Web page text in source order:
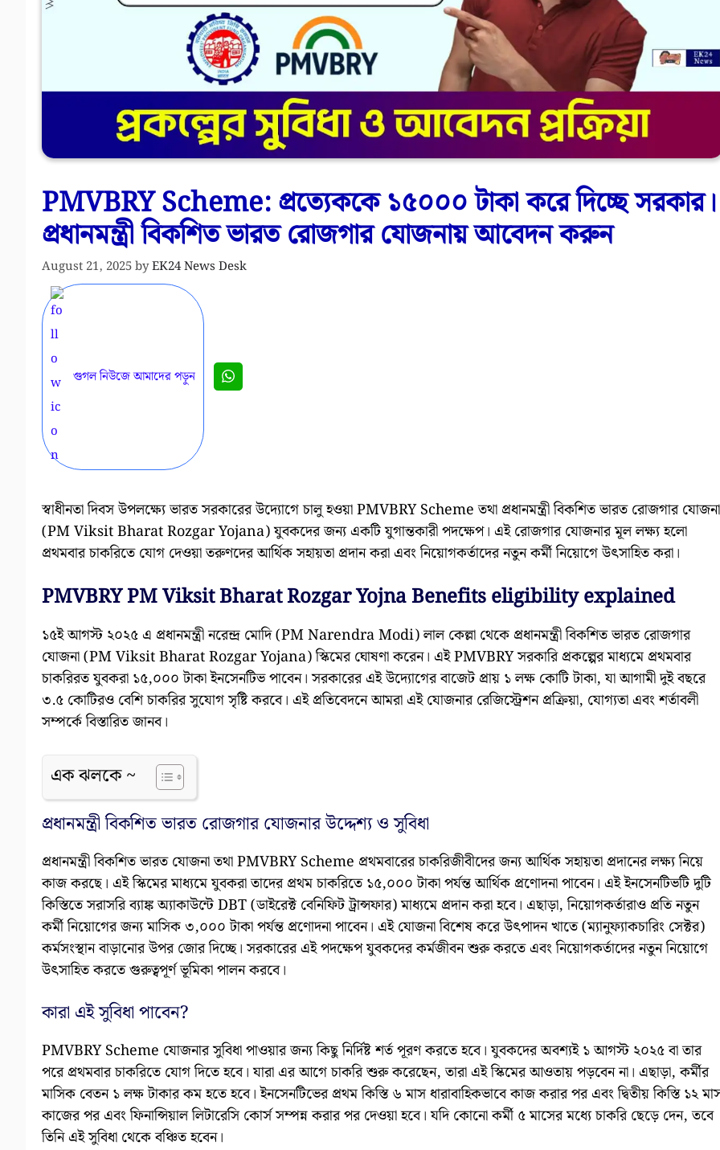
PMVBRY Scheme: প্রত্যেককে ১৫০০০ টাকা করে দিচ্ছে সরকার।
প্রধানমন্ত্রী বিকশিত ভারত রোজগার যোজনায় আবেদন করুন
August 21, 2025byEK24 News Desk
গুগল নিউজে আমাদের পড়ুন
স্বাধীনতা দিবস উপলক্ষ্যে ভারত সরকারের উদ্যোগে চালু হওয়া PMVBRY Scheme তথা প্রধানমন্ত্রী বিকশিত ভারত রোজগার যোজনা
(PM Viksit Bharat Rozgar Yojana) যুবকদের জন্য একটি যুগান্তকারী পদক্ষেপ। এই রোজগার যোজনার মূল লক্ষ্য হলো
প্রথমবার চাকরিতে যোগ দেওয়া তরুণদের আর্থিক সহায়তা প্রদান করা এবং নিয়োগকর্তাদের নতুন কর্মী নিয়োগে উৎসাহিত করা।
PMVBRY PM Viksit Bharat Rozgar Yojna Benefits eligibility explained
১৫ই আগস্ট ২০২৫ এ প্রধানমন্ত্রী নরেন্দ্র মোদি (PM Narendra Modi) লাল কেল্লা থেকে প্রধানমন্ত্রী বিকশিত ভারত রোজগার
যোজনা (PM Viksit Bharat Rozgar Yojana) স্কিমের ঘোষণা করেন। এই PMVBRY সরকারি প্রকল্পের মাধ্যমে প্রথমবার
চাকরিরত যুবকরা ১৫,০০০ টাকা ইনসেনটিভ পাবেন। সরকারের এই উদ্যোগের বাজেট প্রায় ১ লক্ষ কোটি টাকা, যা আগামী দুই বছরে
৩.৫ কোটিরও বেশি চাকরির সুযোগ সৃষ্টি করবে। এই প্রতিবেদনে আমরা এই যোজনার রেজিস্ট্রেশন প্রক্রিয়া, যোগ্যতা এবং শর্তাবলী
সম্পর্কে বিস্তারিত জানব।
এক ঝলকে ~
প্রধানমন্ত্রী বিকশিত ভারত রোজগার যোজনার উদ্দেশ্য ও সুবিধা
প্রধানমন্ত্রী বিকশিত ভারত যোজনা তথা PMVBRY Scheme প্রথমবারের চাকরিজীবীদের জন্য আর্থিক সহায়তা প্রদানের লক্ষ্য নিয়ে
কাজ করছে। এই স্কিমের মাধ্যমে যুবকরা তাদের প্রথম চাকরিতে ১৫,০০০ টাকা পর্যন্ত আর্থিক প্রণোদনা পাবেন। এই ইনসেনটিভটি দুটি
কিস্তিতে সরাসরি ব্যাঙ্ক অ্যাকাউন্টে DBT (ডাইরেক্ট বেনিফিট ট্রান্সফার) মাধ্যমে প্রদান করা হবে। এছাড়া, নিয়োগকর্তারাও প্রতি নতুন
কর্মী নিয়োগের জন্য মাসিক ৩,০০০ টাকা পর্যন্ত প্রণোদনা পাবেন। এই যোজনা বিশেষ করে উৎপাদন খাতে (ম্যানুফ্যাকচারিং সেক্টর)
কর্মসংস্থান বাড়ানোর উপর জোর দিচ্ছে। সরকারের এই পদক্ষেপ যুবকদের কর্মজীবন শুরু করতে এবং নিয়োগকর্তাদের নতুন নিয়োগে
উৎসাহিত করতে গুরুত্বপূর্ণ ভূমিকা পালন করবে।
কারা এই সুবিধা পাবেন?
PMVBRY Scheme যোজনার সুবিধা পাওয়ার জন্য কিছু নির্দিষ্ট শর্ত পূরণ করতে হবে। যুবকদের অবশ্যই ১ আগস্ট ২০২৫ বা তার
পরে প্রথমবার চাকরিতে যোগ দিতে হবে। যারা এর আগে চাকরি শুরু করেছেন, তারা এই স্কিমের আওতায় পড়বেন না। এছাড়া, কর্মীর
মাসিক বেতন ১ লক্ষ টাকার কম হতে হবে। ইনসেনটিভের প্রথম কিস্তি ৬ মাস ধারাবাহিকভাবে কাজ করার পর এবং দ্বিতীয় কিস্তি ১২
কাজের পর এবং ফিনান্সিয়াল লিটারেসি কোর্স সম্পন্ন করার পর দেওয়া হবে। যদি কোনো কর্মী ৫ মাসের মধ্যে চাকরি ছেড়ে দেন, তবে
তিনি এই সুবিধা থেকে বঞ্চিত হবেন।